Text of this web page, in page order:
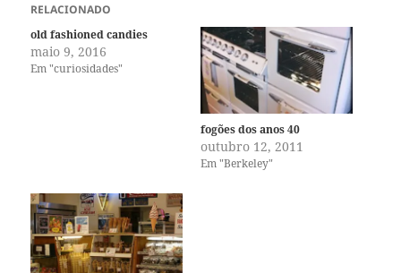
RELACIONADO
old fashioned candies
maio 9, 2016
Em "curiosidades"
fogões dos anos 40
outubro 12, 2011
Em "Berkeley"